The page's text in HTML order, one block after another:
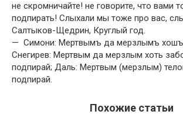
не скромничайте! не говорите, что вами
подпирать! Слыхали мы тоже про вас,
Салтыков-Щедрин, Круглый год.
— Симони: Мертвымъ да мерзлымъ хошъ
Снегирев: Мертвым да мерзлым хоть
подпирай; Даль: Мертвым (мерзлым)
подпирай.
Похожие статьи